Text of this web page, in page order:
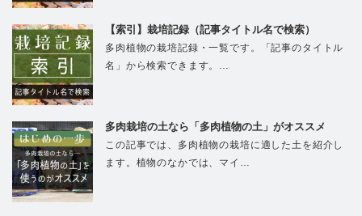
【索引】栽培記録（記事タイトル名で検索）
多肉植物の栽培記録・一覧です。「記事のタイトル
名」から検索できます。…
多肉栽培の土なら「多肉植物の土」がオススメ
この記事では、多肉植物の栽培に適した土を紹介し
ます。植物のなかでは、マイ…